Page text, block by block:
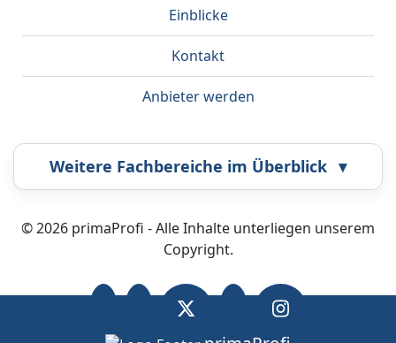
Einblicke
Kontakt
Anbieter werden
Weitere Fachbereiche im Überblick ▾
Airbrush Callcenter
Fahrzeugortung
© 2026 primaProfi - Alle Inhalte unterliegen unserem
Copyright.